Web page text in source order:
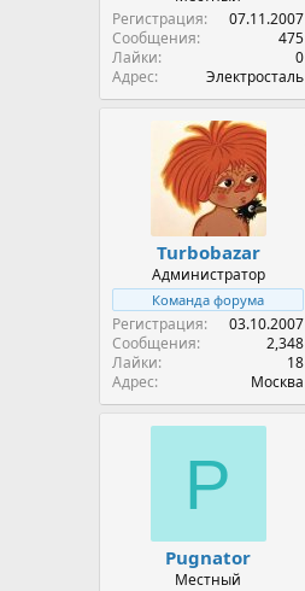
Регистрация
07.11.2007
Сообщения
475
Лайки
0
Адрес
Электросталь
Turbobazar
Администратор
Команда форума
Регистрация
03.10.2007
Сообщения
2,348
Лайки
18
Адрес
Москва
P
Pugnator
Местный